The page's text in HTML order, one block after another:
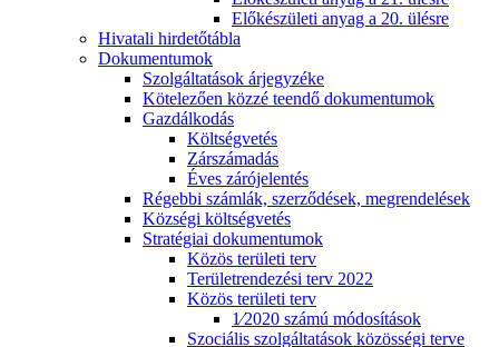
Előkészületi anyag a 20. ülésre
Hivatali hirdetőtábla
Dokumentumok
Szolgáltatások árjegyzéke
Kötelezően közzé teendő dokumentumok
Gazdálkodás
Költségvetés
Zárszámadás
Éves zárójelentés
Régebbi számlák, szerződések, megrendelések
Községi költségvetés
Stratégiai dokumentumok
Közös területi terv
Területrendezési terv 2022
Közös területi terv
1⁄2020 számú módosítások
Szociális szolgáltatások közösségi terve